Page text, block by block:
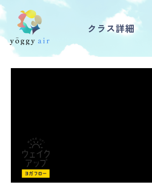
受講の流れ
yoggy store
yoggy magazine
クラス詳細